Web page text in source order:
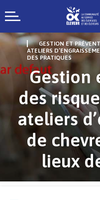
GESTION ET
ATELIERS
DES PRATIQUES
Gestion
des
ateliers
de
lieux